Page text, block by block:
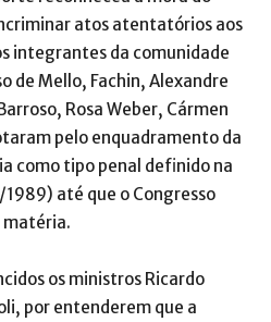
atos atentatórios aos
integrantes da comunidade
de Mello, Fachin, Alexandre
Rosa Weber, Cármen
pelo enquadramento da
como tipo penal definido na
1989) até que o Congresso
matéria.
os ministros Ricardo
por entenderem que a